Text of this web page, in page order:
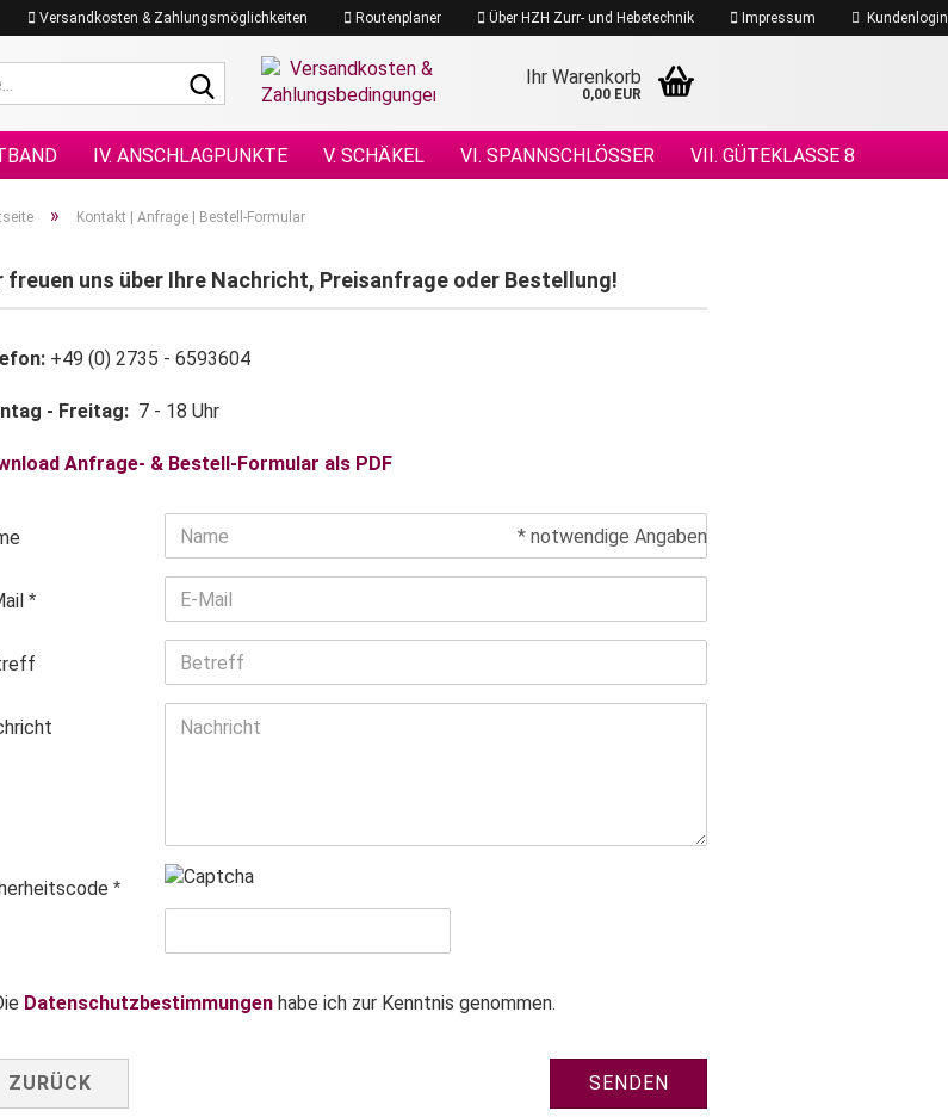
Versandkosten & Zahlungsmöglichkeiten Routenplaner Über HZH Zurr- und Hebetechnik Impressum Kundenlogin
Suche... Ihr Warenkorb
0,00 EUR
IV. ANSCHLAGPUNKTE V. SCHÄKEL VI. SPANNSCHLÖSSER VII. GÜTEKLASSE 8
» Kontakt | Anfrage | Bestell-Formular
freuen uns über Ihre Nachricht, Preisanfrage oder Bestellung!
+49 (0) 2735 - 6593604
- Freitag: 7 - 18 Uhr
Anfrage- & Bestell-Formular als PDF
Datenschutzbestimmungen habe ich zur Kenntnis genommen.
ZURÜCK SENDEN
* notwendige Angaben